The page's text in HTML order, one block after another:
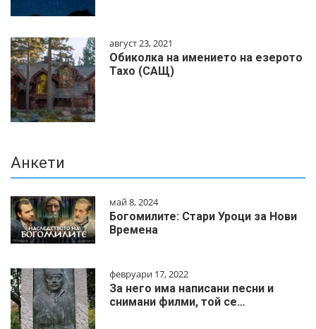
август 23, 2021
Обиколка на имението на езерото
Тахо (САЩ)
Анкети
май 8, 2024
Богомилите: Стари Уроци за Нови
Времена
февруари 17, 2022
За него има написани песни и
снимани филми, той се…